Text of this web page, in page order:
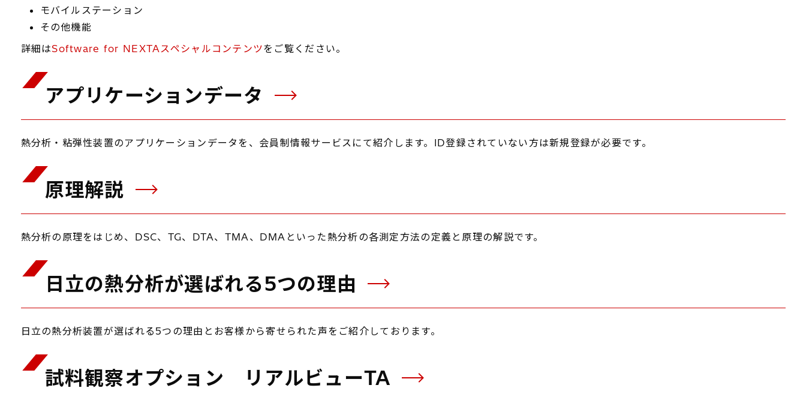
モバイルステーション
その他機能
詳細はSoftware for NEXTAスペシャルコンテンツをご覧ください。
アプリケーションデータ
熱分析・粘弾性装置のアプリケーションデータを、会員制情報サービスにて紹介します。ID登録されていない方は新規登録が必要です。
原理解説
熱分析の原理をはじめ、DSC、TG、DTA、TMA、DMAといった熱分析の各測定方法の定義と原理の解説です。
日立の熱分析が選ばれる5つの理由
日立の熱分析装置が選ばれる5つの理由とお客様から寄せられた声をご紹介しております。
試料観察オプション リアルビューTA